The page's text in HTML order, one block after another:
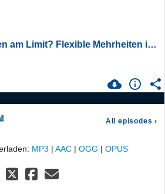
Koalitionen am Limit? Flexible Mehrheiten in der Demokratie | mit Prof. Dr. Christian Stecker
All episodes ›
MP3 | AAC | OGG | OPUS